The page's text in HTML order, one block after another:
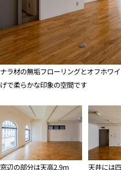
ナラ材の無垢フローリングとオフホワ
げで柔らかな印象の空間です
窓辺の部分は天高2.9m